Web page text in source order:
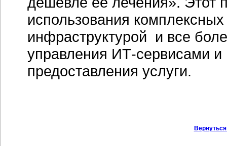
использования
инфраструктурой и все
управления ИТ-сервисами
предоставления услуги.